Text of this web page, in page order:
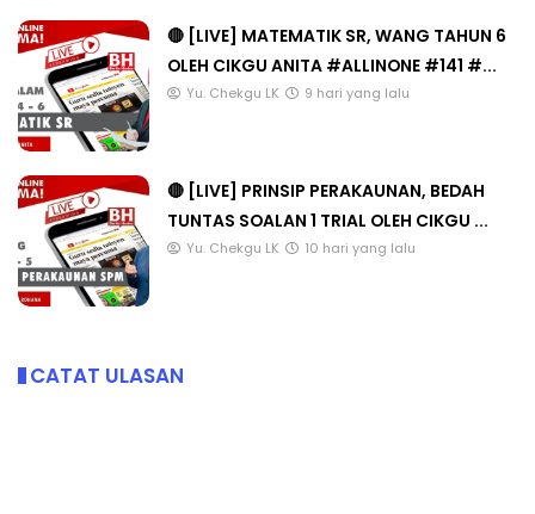
🔴 [LIVE] MATEMATIK SR, WANG TAHUN 6
OLEH CIKGU ANITA #ALLINONE #141 #...
Yu. Chekgu LK 9 hari yang lalu
🔴 [LIVE] PRINSIP PERAKAUNAN, BEDAH
TUNTAS SOALAN 1 TRIAL OLEH CIKGU ...
Yu. Chekgu LK 10 hari yang lalu
CATAT ULASAN